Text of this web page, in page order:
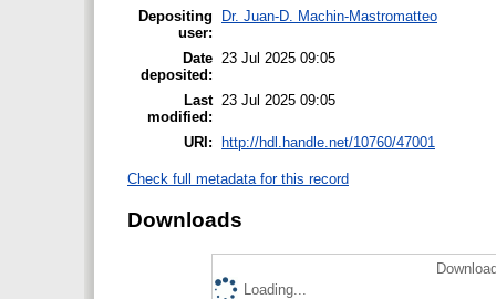
Depositing
user:
Dr. Juan-D. Machin-Mastromatteo
Date
deposited:
23 Jul 2025 09:05
Last
modified:
23 Jul 2025 09:05
URI: http://hdl.handle.net/10760/47001
Check full metadata for this record
Downloads
Loading...